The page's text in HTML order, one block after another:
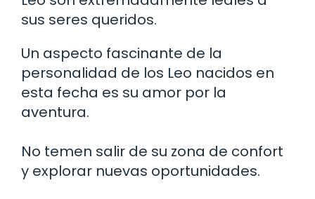
sus seres queridos.
Un aspecto fascinante de la
personalidad de los Leo nacidos en
esta fecha es su amor por la
aventura.
No temen salir de su zona de confort
y explorar nuevas oportunidades.